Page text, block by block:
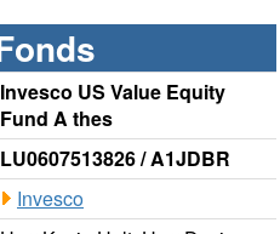
Invesco US Value Equity
Fund A thes
LU0607513826 / A1JDBR
Invesco